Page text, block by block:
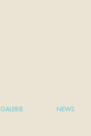
GALERIE NEWS